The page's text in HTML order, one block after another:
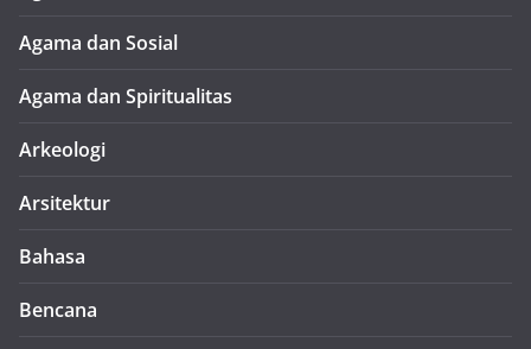
Agama dan Sosial
Agama dan Spiritualitas
Arkeologi
Arsitektur
Bahasa
Bencana